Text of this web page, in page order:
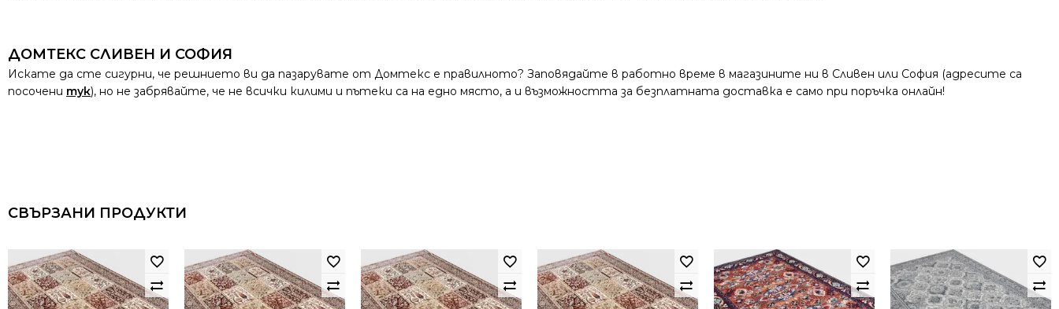
ДОМТЕКС СЛИВЕН И СОФИЯ
Искате да сте сигурни, че решнието ви да пазарувате от Домтекс е правилното? Заповядайте в работно време в магазините ни в Сливен или София (адресите са
посочени тук), но не забрявайте, че не всички килими и пътеки са на едно място, а и възможността за безплатната доставка е само при поръчка онлайн!
СВЪРЗАНИ ПРОДУКТИ